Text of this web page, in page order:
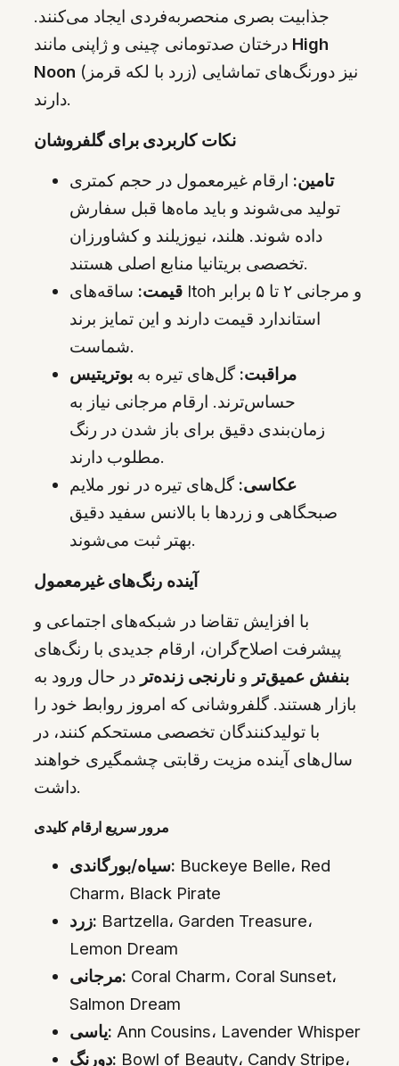
جذابیت بصری منحصربه‌فردی ایجاد می‌کنند.
High
Noon (زرد با لکه قرمز) نیز دو‌رنگ‌های تماشایی
دارند.
نکات کاربردی برای گلفروشان
تامین: ارقام غیرمعمول در حجم کمتری
تولید می‌شوند و باید ماه‌ها قبل سفارش
داده شوند. هلند، نیوزیلند و کشاورزان
تخصصی بریتانیا منابع اصلی هستند.
قیمت: ساقه‌های Itoh و مرجانی ۲ تا ۵ برابر
استاندارد قیمت دارند و این تمایز برند
شماست.
مراقبت: گل‌های تیره به بوتریتیس
حساس‌ترند. ارقام مرجانی نیاز به
زمان‌بندی دقیق برای باز شدن در رنگ
مطلوب دارند.
عکاسی: گل‌های تیره در نور ملایم
صبحگاهی و زردها با بالانس سفید دقیق
بهتر ثبت می‌شوند.
آینده رنگ‌های غیرمعمول
با افزایش تقاضا در شبکه‌های اجتماعی و
پیشرفت اصلاح‌گران، ارقام جدیدی با رنگ‌های
بنفش عمیق‌تر و نارنجی زنده‌تر در حال ورود به
بازار هستند. گلفروشانی که امروز روابط خود را
با تولیدکنندگان تخصصی مستحکم کنند، در
سال‌های آینده مزیت رقابتی چشمگیری خواهند
داشت.
مرور سریع ارقام کلیدی
سیاه/بورگاندی: Buckeye Belle، Red
Charm، Black Pirate
زرد: Bartzella، Garden Treasure،
Lemon Dream
مرجانی: Coral Charm، Coral Sunset،
Salmon Dream
یاسی: Ann Cousins، Lavender Whisper
دو‌رنگ: Bowl of Beauty، Candy Stripe،